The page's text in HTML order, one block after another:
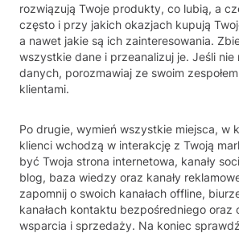
rozwiązują Twoje produkty, co lubią, a
często i przy jakich okazjach kupują
a nawet jakie są ich zainteresowania.
wszystkie dane i przeanalizuj je. Jeśli nie
danych, porozmawiaj ze swoim
klientami.
Po drugie, wymień wszystkie miejsca, w
klienci wchodzą w interakcję z Twoją
być Twoja strona internetowa, kanały
blog, baza wiedzy oraz kanały
zapomnij o swoich kanałach offline,
kanałach kontaktu bezpośredniego oraz
wsparcia i sprzedaży. Na koniec